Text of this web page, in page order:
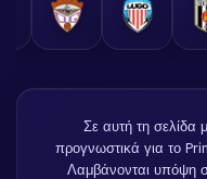
Σε αυτή τη σελίδα
προγνωστικά για το
Λαμβάνονται υπόψη